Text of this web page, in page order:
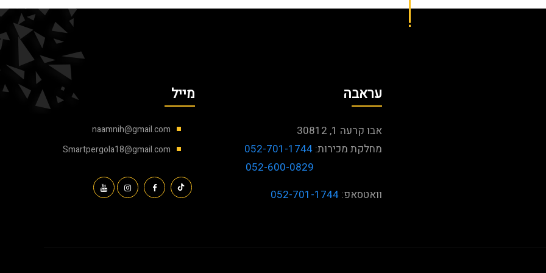
עראבה
אבו קרעה 1, 30812
מחלקת מכירות: 052-701-1744
052-600-0829
וואטסאפ: 052-701-1744
מייל
naamnih@gmail.com
Smartpergola18@gmail.com